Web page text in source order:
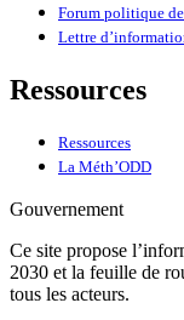
Forum politique
Lettre
Ressources
Ressources
La Méth’ODD
Gouvernement
Ce site propose
2030 et la feuille de
tous les acteurs.